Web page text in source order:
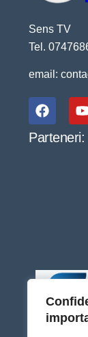
Sens TV
Tel.
email:
Parteneri: